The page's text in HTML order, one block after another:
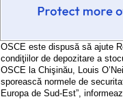
OSCE este dispusă să ajute
condiţiilor de depozitare a
OSCE la Chişinău, Louis
sporească normele de
Europa de Sud-Est”,